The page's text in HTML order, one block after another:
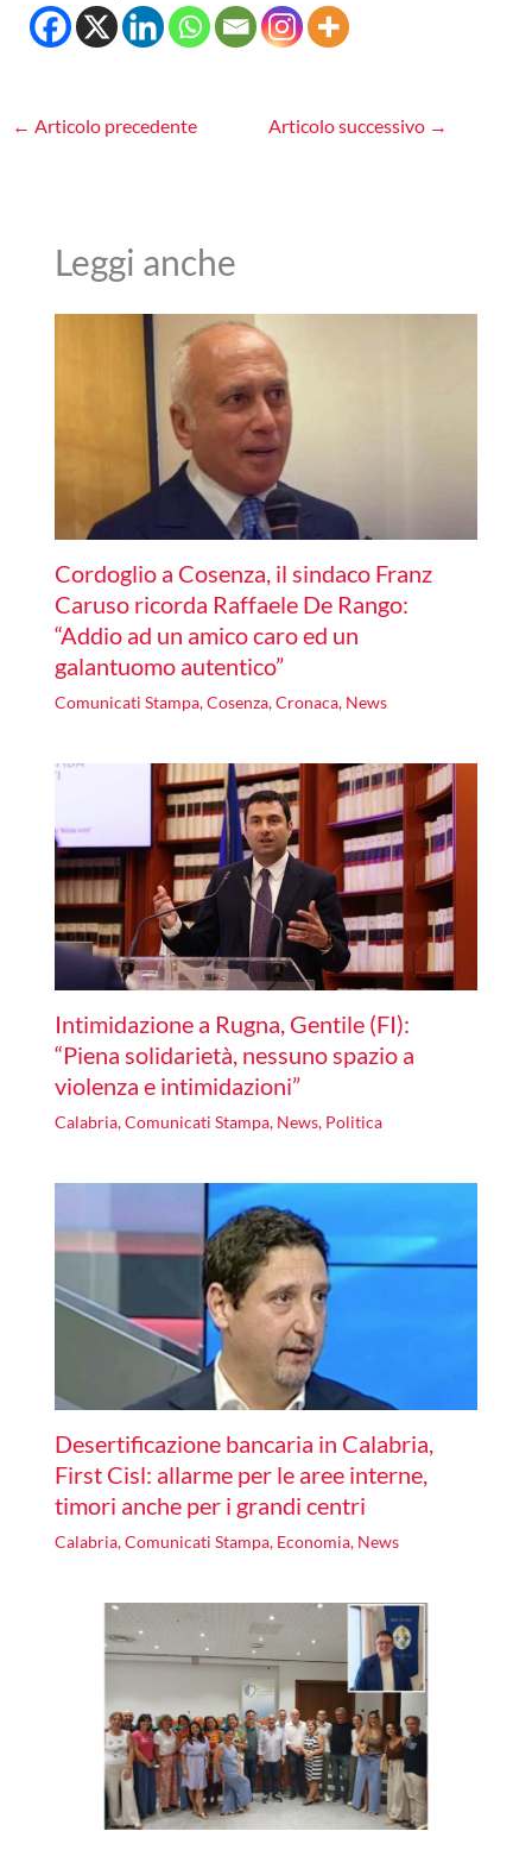
← Articolo precedente Articolo successivo →
Leggi anche
Cordoglio a Cosenza, il sindaco Franz
Caruso ricorda Raffaele De Rango:
“Addio ad un amico caro ed un
galantuomo autentico”
Comunicati Stampa,Cosenza,Cronaca, News
Intimidazione a Rugna, Gentile (FI):
“Piena solidarietà, nessuno spazio a
violenza e intimidazioni”
Calabria,Comunicati Stampa, News, Politica
Desertificazione bancaria in Calabria,
First Cisl: allarme per le aree interne,
timori anche per i grandi centri
Calabria,Comunicati Stampa, Economia, News